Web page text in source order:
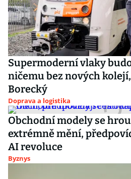
Supermoderní vlaky
ničemu bez nových
Borecký
Doprava a logistika
Obchodní modely se
extrémně mění,
AI revoluce
Byznys